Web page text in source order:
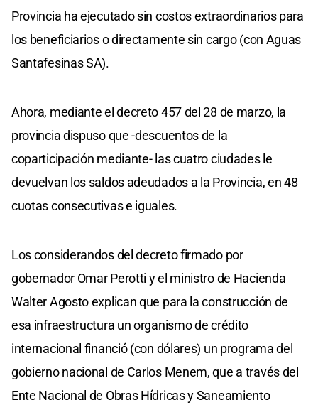
Provincia ha ejecutado sin costos extraordinarios para
los beneficiarios o directamente sin cargo (con Aguas
Santafesinas SA).
Ahora, mediante el decreto 457 del 28 de marzo, la
provincia dispuso que -descuentos de la
coparticipación mediante- las cuatro ciudades le
devuelvan los saldos adeudados a la Provincia, en 48
cuotas consecutivas e iguales.
Los considerandos del decreto firmado por
gobernador Omar Perotti y el ministro de Hacienda
Walter Agosto explican que para la construcción de
esa infraestructura un organismo de crédito
internacional financió (con dólares) un programa del
gobierno nacional de Carlos Menem, que a través del
Ente Nacional de Obras Hídricas y Saneamiento